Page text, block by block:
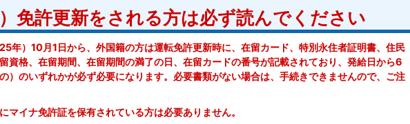
）免許更新をされる方は必ず読んでください
年）10月1日から、外国籍の方は運転免許更新時に、在留カード、特別永住者証明書、住民
資格、在留期間、在留期間の満了の日、在留カードの番号が記載されており、発給日から6
）のいずれかが必ず必要になります。必要書類がない場合は、手続きできませんので、ご注
マイナ免許証を保有されている方は必要ありません。